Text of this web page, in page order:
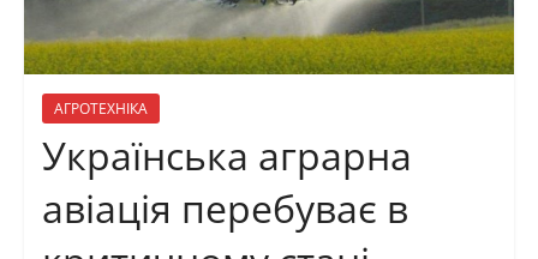
АГРОТЕХНІКА
Українська аграрна
авіація перебуває в